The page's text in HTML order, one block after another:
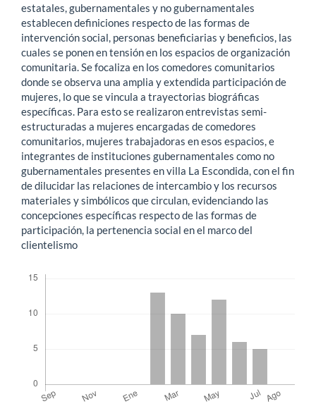
estatales, gubernamentales y no gubernamentales
establecen definiciones respecto de las formas de
intervención social, personas beneficiarias y beneficios, las
cuales se ponen en tensión en los espacios de organización
comunitaria. Se focaliza en los comedores comunitarios
donde se observa una amplia y extendida participación de
mujeres, lo que se vincula a trayectorias biográficas
específicas. Para esto se realizaron entrevistas semi-
estructuradas a mujeres encargadas de comedores
comunitarios, mujeres trabajadoras en esos espacios, e
integrantes de instituciones gubernamentales como no
gubernamentales presentes en villa La Escondida, con el fin
de dilucidar las relaciones de intercambio y los recursos
materiales y simbólicos que circulan, evidenciando las
concepciones específicas respecto de las formas de
participación, la pertenencia social en el marco del
clientelismo